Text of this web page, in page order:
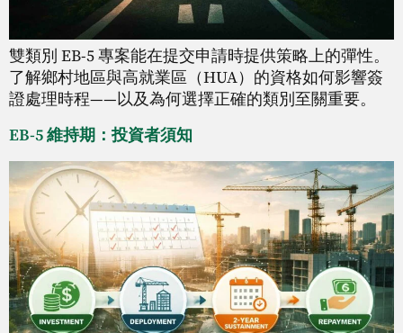
雙類別 EB-5 專案能在提交申請時提供策略上的彈性。
了解鄉村地區與高就業區（HUA）的資格如何影響簽
證處理時程——以及為何選擇正確的類別至關重要。
EB-5 維持期：投資者須知